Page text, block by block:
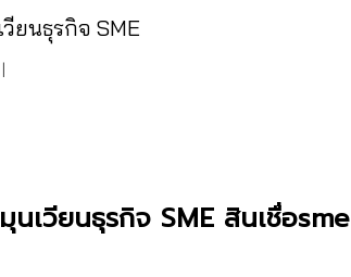
ยนธุรกิจ SME
|
นเวียนธุรกิจ SME สินเชื่อsme